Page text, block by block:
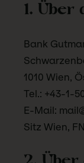
1. Über
Bank
1010 Wien,
Tel.: +43-1-
E-Mail:
Sitz Wien,